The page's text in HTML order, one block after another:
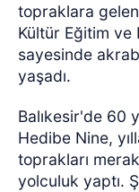
topraklara gelen
Kültür Eğitim ve
sayesinde
yaşadı.
Balıkesir'de 60
Hedibe Nine,
toprakları
yolculuk yaptı.